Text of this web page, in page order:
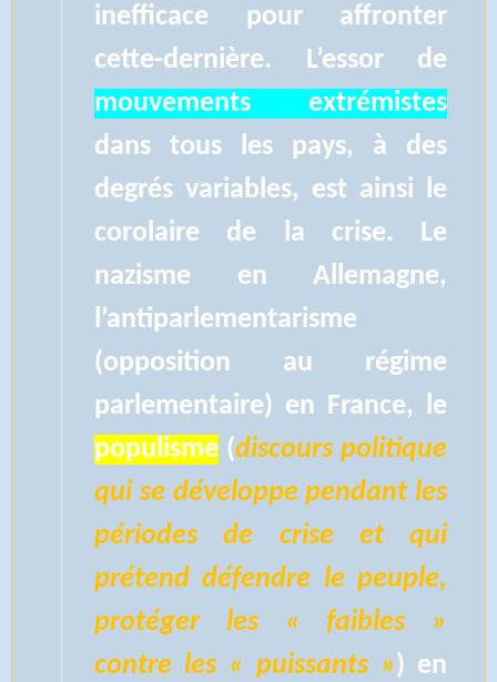
inefficace pour affronter
cette-dernière. L’essor de
mouvements extrémistes
dans tous les pays, à des
degrés variables, est ainsi le
corolaire de la crise. Le
nazisme en Allemagne,
l’antiparlementarisme
(opposition au régime
parlementaire) en France, le
populisme (discours politique
qui se développe pendant les
périodes de crise et qui
prétend défendre le peuple,
protéger les « faibles »
contre les « puissants ») en